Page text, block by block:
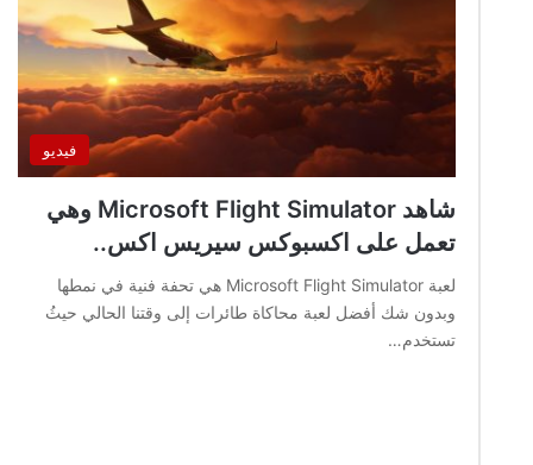
فيديو
شاهد Microsoft Flight Simulator وهي
تعمل على اكسبوكس سيريس اكس..
لعبة Microsoft Flight Simulator هي تحفة فنية في نمطها
وبدون شك أفضل لعبة محاكاة طائرات إلى وقتنا الحالي حيثُ
تستخدم…